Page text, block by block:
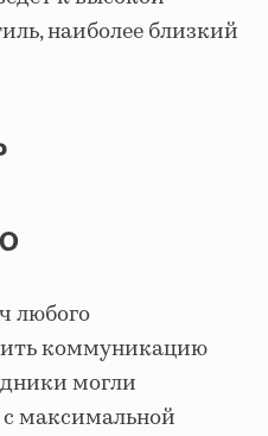
наиболее близкий
любого
коммуникацию
могли
максимальной